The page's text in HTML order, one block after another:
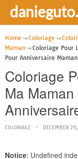
Home Coloriage
Maman
Coloriage Pour
Pour Anniversaire Maman
Coloriage
Ma
COLORIAGE DECEMBER
Notice: Undefined